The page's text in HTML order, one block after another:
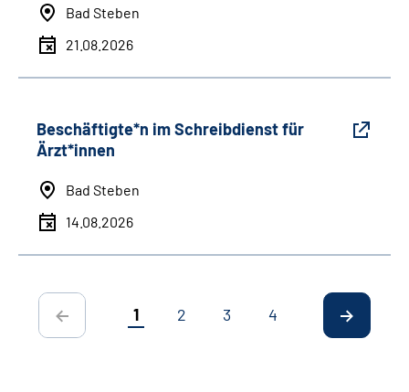
Bad Steben
21.08.2026
Beschäftigte*n im Schreibdienst für
Ärzt*innen
Bad Steben
14.08.2026
1 2 3 4